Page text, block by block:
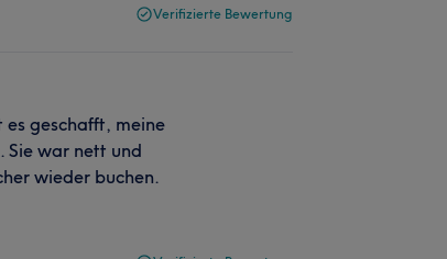
Verifizierte Bewertung
es geschafft, meine
Sie war nett und
wieder buchen.